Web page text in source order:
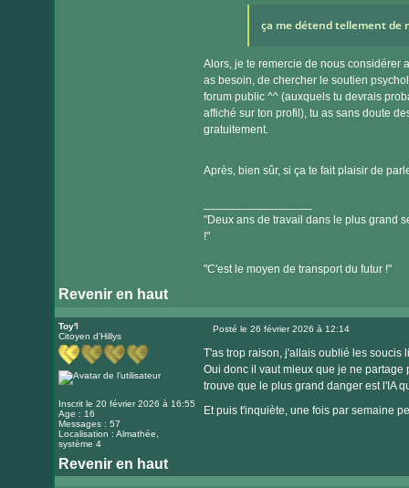
ça me détend tellement de
Alors, je te remercie de nous considérer
as besoin, de chercher le soutien
forum public ^^ (auxquels tu devrais
affiché sur ton profil), tu as sans doute
gratuitement.
Après, bien sûr, si ça te fait plaisir de
"Deux ans de travail dans le plus grand
!"
"C'est le moyen de transport du futur !"
Revenir en haut
Toy'l
Citoyen d'Hillys
Inscrit le 20 février 2026 à 16:55
Age : 16
Messages : 57
Localisation : Almathée,
système 4
Posté le 26 février 2026 à 12:14
T'as trop raison, j'allais oublié les soucis
Oui donc il vaut mieux que je ne
trouve que le plus grand danger est l'IA
Et puis t'inquiète, une fois par semaine
Revenir en haut